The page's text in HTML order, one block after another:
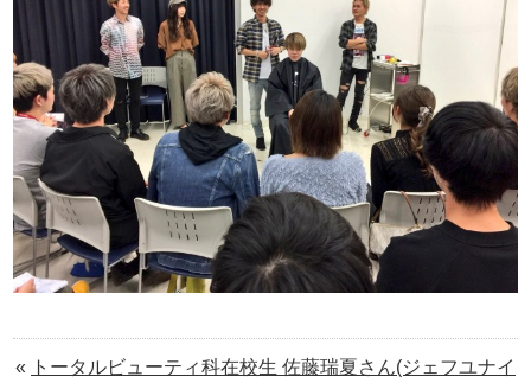
«
トータルビューティ科在校生 佐藤瑞夏さん(ジェフユナイ